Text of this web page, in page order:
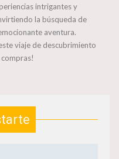
intrigantes y
la búsqueda de
aventura.
viaje de descubrimiento